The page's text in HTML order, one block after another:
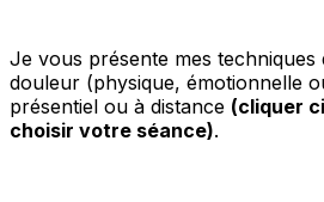
Je vous présente mes techniques
douleur (physique, émotionnelle
présentiel ou à distance (cliquer
choisir votre séance).